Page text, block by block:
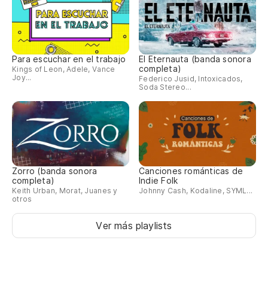
Para escuchar en el trabajo
Kings of Leon, Adele, Vance
Joy...
El Eternauta (banda sonora
completa)
Federico Jusid, Intoxicados,
Soda Stereo...
Zorro (banda sonora
completa)
Keith Urban, Morat, Juanes y
otros
Canciones románticas de
Indie Folk
Johnny Cash, Kodaline, SYML...
Ver más playlists